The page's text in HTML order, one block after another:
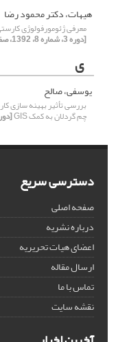
هیهات، دکتر محمود رضا
معرفی ژئومورفولوژی
[دوره 3، شماره 8، 1392، صفحه 115-130]
ی
یوسفی، صالح
بررسی تأثیر بهینه
چم گردلان به کمک GIS [دوره 3، شماره 6،
دسترسی سریع
صفحه اصلی
درباره نشریه
اعضای هیات تحریریه
ارسال مقاله
تماس با ما
نقشه سایت